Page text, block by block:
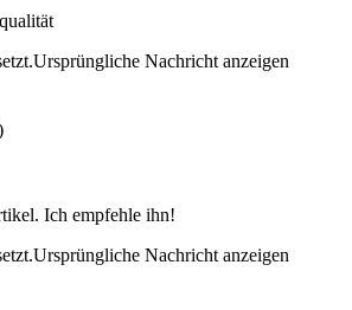
Ursprüngliche Nachricht anzeigen
Ich empfehle ihn!
Ursprüngliche Nachricht anzeigen